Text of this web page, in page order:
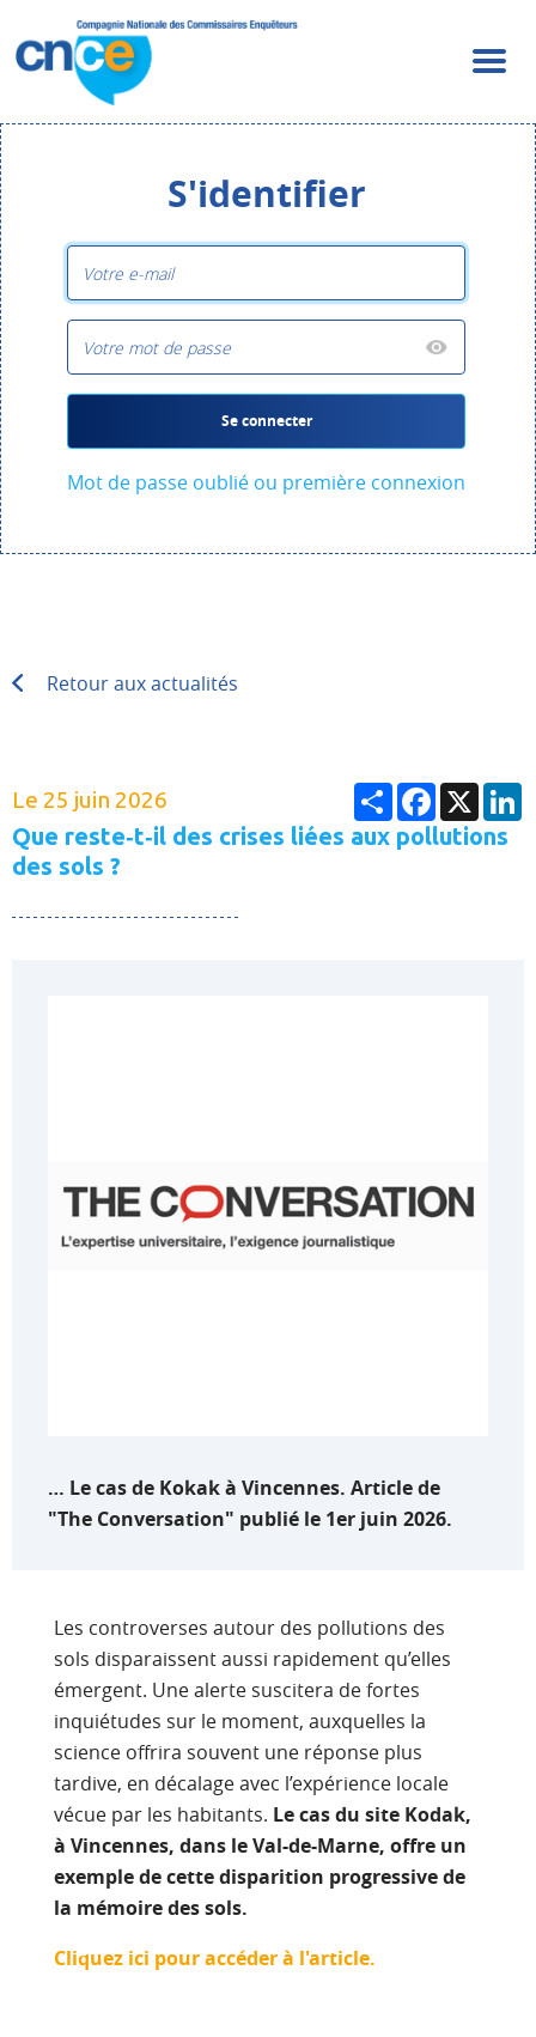
S'identifier
Se connecter
Mot de passe oublié ou première connexion
Retour aux actualités
Le 25 juin 2026 PartagerFacebook
X
Que reste‑t‑il des crises liées aux pollutions
des sols ?
… Le cas de Kokak à Vincennes. Article de
"The Conversation" publié le 1er juin 2026.
Les controverses autour des pollutions des
sols disparaissent aussi rapidement qu’elles
émergent. Une alerte suscitera de fortes
inquiétudes sur le moment, auxquelles la
science offrira souvent une réponse plus
tardive, en décalage avec l’expérience locale
vécue par les habitants. Le cas du site Kodak,
à Vincennes, dans le Val-de-Marne, offre un
exemple de cette disparition progressive de
la mémoire des sols.
Cliquez ici pour accéder à l'article.